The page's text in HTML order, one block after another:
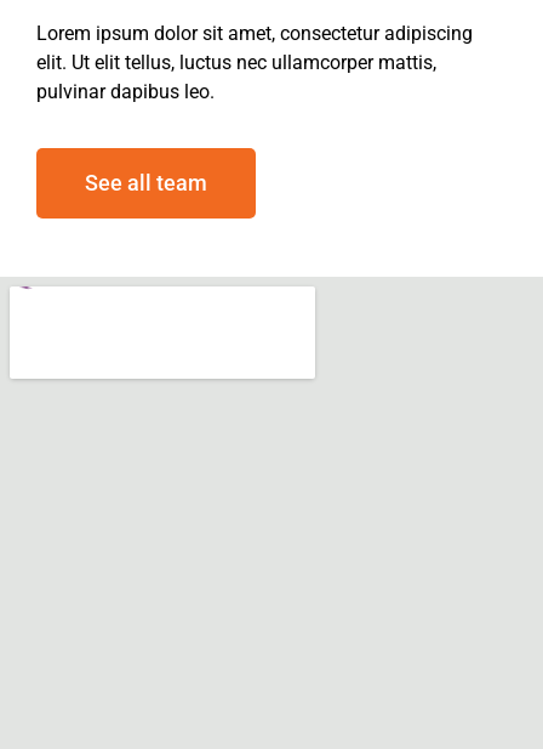
Lorem ipsum dolor sit amet, consectetur adipiscing
elit. Ut elit tellus, luctus nec ullamcorper mattis,
pulvinar dapibus leo.
See all team